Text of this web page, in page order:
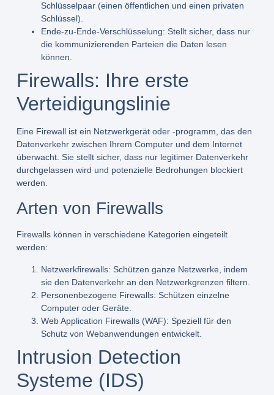
Schlüsselpaar (einen öffentlichen und einen privaten
Schlüssel).
Ende-zu-Ende-Verschlüsselung: Stellt sicher, dass nur
die kommunizierenden Parteien die Daten lesen
können.
Firewalls: Ihre erste
Verteidigungslinie
Eine Firewall ist ein Netzwerkgerät oder -programm, das den
Datenverkehr zwischen Ihrem Computer und dem Internet
überwacht. Sie stellt sicher, dass nur legitimer Datenverkehr
durchgelassen wird und potenzielle Bedrohungen blockiert
werden.
Arten von Firewalls
Firewalls können in verschiedene Kategorien eingeteilt
werden:
Netzwerkfirewalls: Schützen ganze Netzwerke, indem
sie den Datenverkehr an den Netzwerkgrenzen filtern.
Personenbezogene Firewalls: Schützen einzelne
Computer oder Geräte.
Web Application Firewalls (WAF): Speziell für den
Schutz von Webanwendungen entwickelt.
Intrusion Detection
Systeme (IDS)